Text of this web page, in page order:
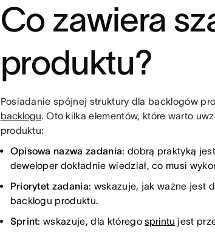
Co zawiera
produktu?
Posiadanie spójnej struktury dla backlogów
backlogu. Oto kilka elementów, które warto
produktu:
Opisowa nazwa zadania: dobrą praktyką
deweloper dokładnie wiedział, co musi
Priorytet zadania: wskazuje, jak ważne jest
backlogu produktu.
Sprint: wskazuje, dla któregosprintu jest